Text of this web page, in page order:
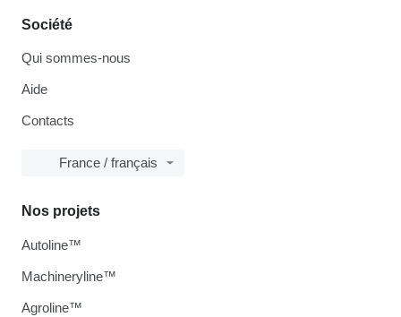
Société
Qui sommes-nous
Aide
Contacts
France / français
Nos projets
Autoline™
Machineryline™
Agroline™